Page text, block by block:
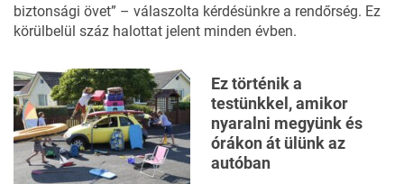
biztonsági övet” – válaszolta kérdésünkre a rendőrség. Ez
körülbelül száz halottat jelent minden évben.
Ez történik a
testünkkel, amikor
nyaralni megyünk és
órákon át ülünk az
autóban